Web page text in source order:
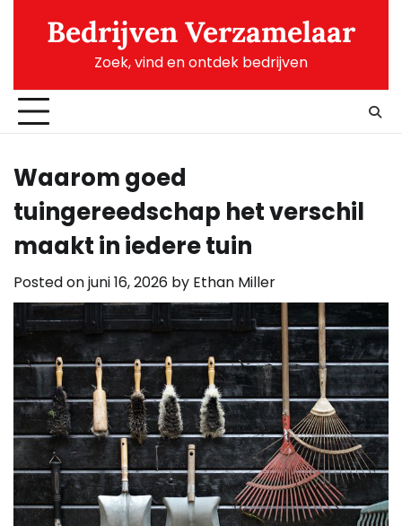
Bedrijven Verzamelaar
Zoek, vind en ontdek bedrijven
Waarom goed
tuingereedschap het verschil
maakt in iedere tuin
Posted onjuni 16, 2026 by Ethan Miller